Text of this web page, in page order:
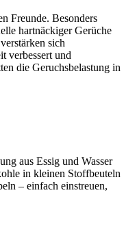
Freunde. Besonders
hartnäckiger Gerüche
sich
verbessert und
die Geruchsbelastung in
aus Essig und Wasser
in kleinen Stoffbeuteln
– einfach einstreuen,